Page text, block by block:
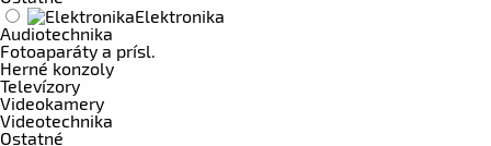
Elektronika
Audiotechnika
Fotoaparáty a prísl.
Herné konzoly
Televízory
Videokamery
Videotechnika
Ostatné